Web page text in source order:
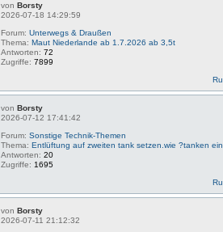
vonBorsty
2026-07-18 14:29:59
Forum:Unterwegs & Draußen
Thema:Maut Niederlande ab 1.7.2026 ab 3,5t
Antworten:72
Zugriffe:7899
vonBorsty
2026-07-12 17:41:42
Forum:Sonstige Technik-Themen
Thema:Entlüftung auf zweiten tank setzen.wie ?tanken
Antworten:20
Zugriffe: 1695
vonBorsty
2026-07-11 21:12:32